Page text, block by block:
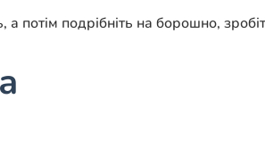
а потім подрібніть на борошно,